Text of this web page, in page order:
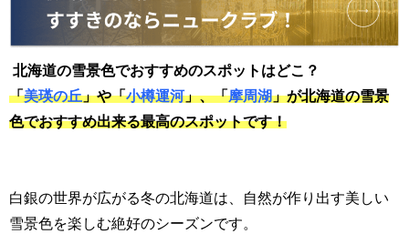
北海道の雪景色でおすすめのスポットはどこ？
「美瑛の丘」や「小樽運河」、「摩周湖」が北海道の雪景
色でおすすめ出来る最高のスポットです！
白銀の世界が広がる冬の北海道は、自然が作り出す美しい
雪景色を楽しむ絶好のシーズンです。